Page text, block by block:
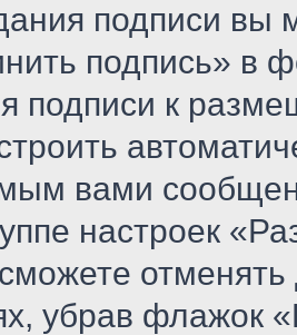
подписи вы
подпись» в
подписи к
вами
настроек
убрав флажок